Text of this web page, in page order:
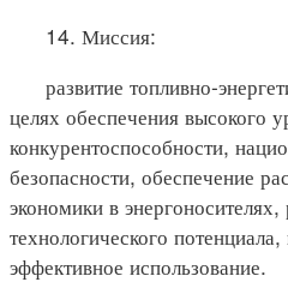
14. Миссия:
развитие топливно-
целях обеспечения высокого
конкурентоспособности,
безопасности, обеспечение
экономики в
технологического
эффективное использование.